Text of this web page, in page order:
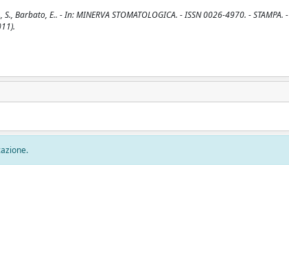
Barbato, E.. - In: MINERVA STOMATOLOGICA. - ISSN 0026-4970. - STAMPA. -